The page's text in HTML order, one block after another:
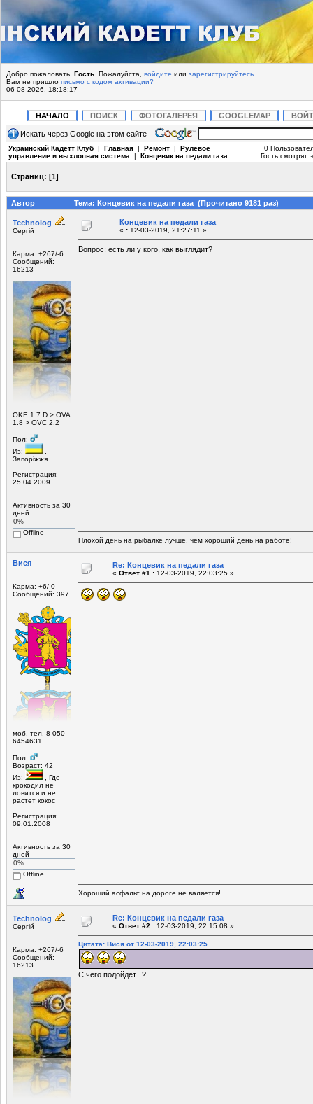
Добро пожаловать, Гость . Пожалуйста, войдите или зарегистрируйтесь
Вам не пришло письмо с кодом активации?
06-08-2026, 18:18:17
НАЧАЛО ПОИСК ФОТОГАЛЕРЕЯ GOOGLEMAP
Искать через Google на этом сайте
Украинский Кадетт Клуб | Главная | Ремонт | Рулевое
управление и выхлопная система | Концевик на педали газа
0
Гость смотрят
Страниц: [1]
Автор Тема: Концевик на педали газа (Прочитано 9181 раз)
Technolog
Сергій
Карма: +267/-6
Сообщений:
16213
ОKE 1.7 D > OVA
1.8 > OVC 2.2
Пол:
Из:
Запоріжжя
Регистрация:
25.04.2009
Активность за 30
дней
0%
Offline
Концевик на педали газа
« : 12-03-2019, 21:27:11 »
Вопрос: есть ли у кого, как выглядит?
Плохой день на рыбалке лучше, чем хороший день на работе!
Вися
Карма: +6/-0
Сообщений: 397
моб. тел. 8 050
6454631
Пол:
Возраст: 42
Из:
, Где
крокодил не
ловится и не
растет кокос
Регистрация:
09.01.2008
Активность за 30
дней
0%
Offline
Re: Концевик на педали газа
« Ответ #1 : 12-03-2019, 22:03:25 »
Хороший асфальт на дороге не валяется!
Technolog
Сергій
Карма: +267/-6
Сообщений:
16213
Re: Концевик на педали газа
« Ответ #2 : 12-03-2019, 22:15:08 »
Цитата: Вися от 12-03-2019, 22:03:25
C чего подойдет...?